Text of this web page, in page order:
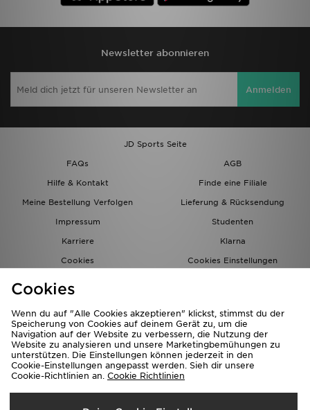
Newsletter abonnieren
Anmelden
JD Sports Seite
FAQs
AGB
Hilfe & Kontakt
Finde eine Filiale
Meine Bestellung Verfolgen
Lieferung & Rücksendung
Impressum
Studenten
Karriere
Klarna
Cookies
Cookies Einstellungen
Lieferung Nach
Cookies
Wenn du auf "Alle Cookies akzeptieren" klickst, stimmst du der
Speicherung von Cookies auf deinem Gerät zu, um die
Navigation auf der Website zu verbessern, die Nutzung der
Website zu analysieren und unsere Marketingbemühungen zu
unterstützen. Die Einstellungen können jederzeit in den
Cookie-Einstellungen angepasst werden. Sieh dir unsere
Cookie-Richtlinien an. Cookie Richtlinien